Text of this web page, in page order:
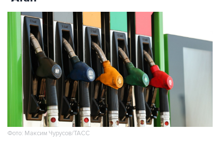
Фото: Максим Чурусов/ТАСС